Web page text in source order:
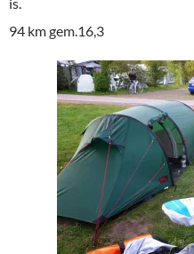
94 km gem.16,3